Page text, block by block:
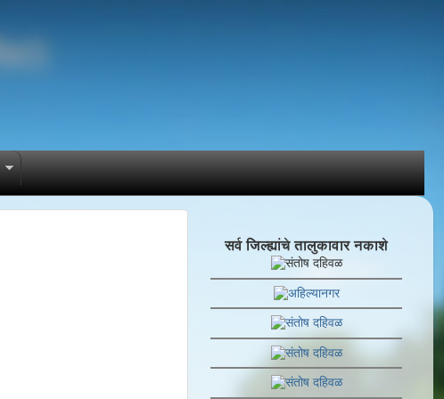
सर्व जिल्ह्यांचे तालुकावार नकाशे